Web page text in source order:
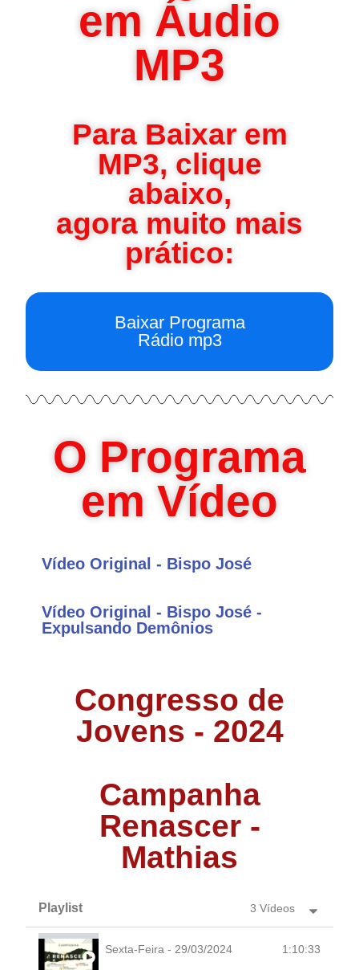
em Áudio
MP3
Para Baixar em
MP3, clique
abaixo,
agora muito mais
prático:
Baixar Programa
Rádio mp3
O Programa
em Vídeo
Vídeo Original - Bispo José
Vídeo Original - Bispo José -
Expulsando Demônios
Congresso de
Jovens - 2024
Campanha
Renascer -
Mathias
Playlist 3 Vídeos
Sexta-Feira - 29/03/2024 1:10:33